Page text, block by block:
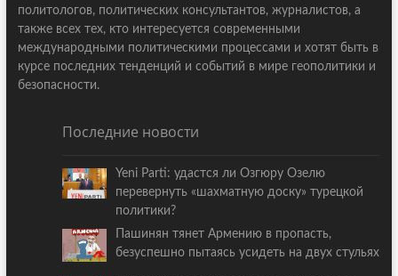
политологов, политических консультантов, журналистов, а
также всех тех, кто интересуется современными
международными политическими процессами и хотят быть в
курсе последних тенденций и событий в мире геополитики и
безопасности.
Последние новости
Yeni Parti: удастся ли Озгюру Озелю
перевернуть «шахматную доску» турецкой
политики?
Пашинян тянет Армению в пропасть,
безуспешно пытаясь усидеть на двух стульях